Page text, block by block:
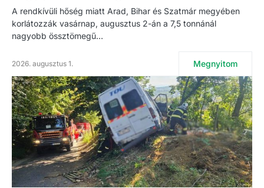
A rendkívüli hőség miatt Arad, Bihar és Szatmár megyében
korlátozzák vasárnap, augusztus 2-án a 7,5 tonnánál
nagyobb össztömegű…
2026. augusztus 1. Megnyitom